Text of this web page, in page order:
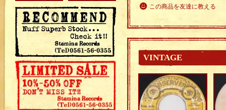
この商品を友達に教える
VINTAGE